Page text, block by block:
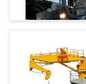
ΣΧΕΤΙΚΆ
ΜΕ
ΕΠΙΣΚΈΨΕΙΣ